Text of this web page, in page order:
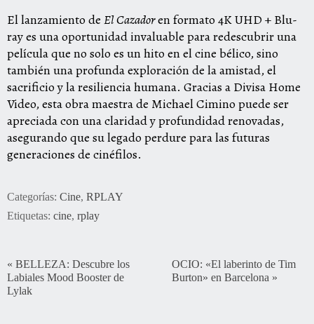
El lanzamiento de El Cazadoren formato 4K UHD + Blu-
ray es una oportunidad invaluable para redescubrir una
película que no solo es un hito en el cine bélico, sino
también una profunda exploración de la amistad, el
sacrificio y la resiliencia humana. Gracias a Divisa Home
Video, esta obra maestra de Michael Cimino puede ser
apreciada con una claridad y profundidad renovadas,
asegurando que su legado perdure para las futuras
generaciones de cinéfilos.
Categorías: Cine, RPLAY
Etiquetas: cine, rplay
« BELLEZA: Descubre los
Labiales Mood Booster de
Lylak
OCIO: «El laberinto de Tim
Burton» en Barcelona »